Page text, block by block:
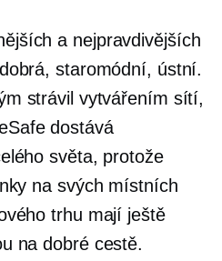
a nejpravdivějších
staromódní, ústní.
strávil vytvářením sítí,
dostává
světa, protože
na svých místních
trhu mají ještě
na dobré cestě.